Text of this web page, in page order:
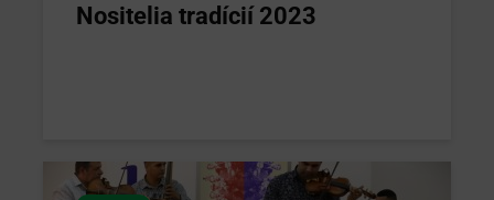
Nositelia tradícií 2023